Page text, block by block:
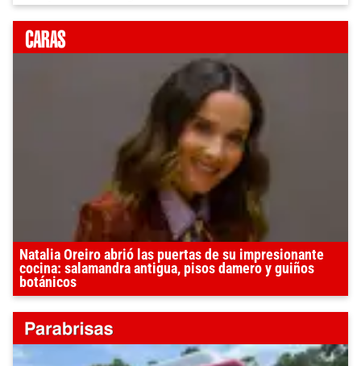
Natalia Oreiro abrió las puertas de su impresionante
cocina: salamandra antigua, pisos damero y guiños
botánicos